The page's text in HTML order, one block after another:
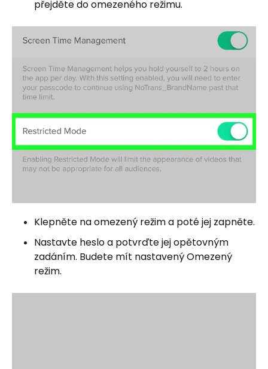
přejděte do omezeného režimu.
Klepněte na omezený režim a poté jej zapněte.
Nastavte heslo a potvrďte jej opětovným
zadáním. Budete mít nastavený Omezený
režim.